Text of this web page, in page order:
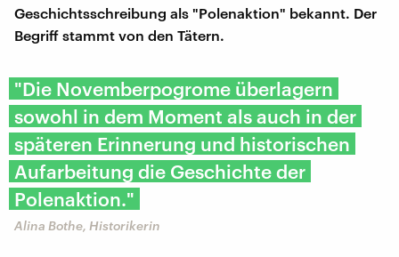
Geschichtsschreibung als "Polenaktion" bekannt. Der
Begriff stammt von den Tätern.
"Die Novemberpogrome überlagern
sowohl in dem Moment als auch in der
späteren Erinnerung und historischen
Aufarbeitung die Geschichte der
Polenaktion."
Alina Bothe, Historikerin